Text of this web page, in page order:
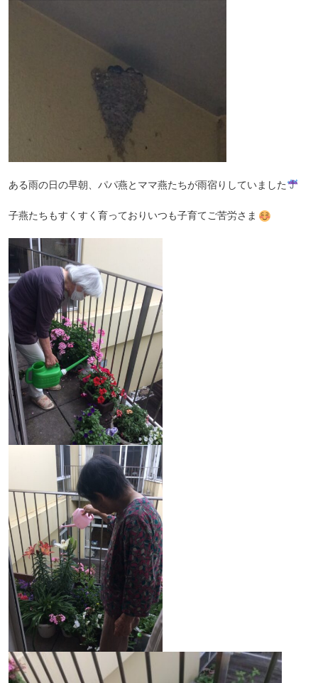
ある雨の日の早朝、パパ燕とママ燕たちが雨宿りしていました
子燕たちもすくすく育っておりいつも子育てご苦労さま